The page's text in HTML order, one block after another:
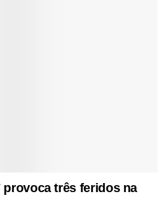
três feridos na